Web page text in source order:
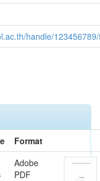
handle/
Format
Adobe
PDF